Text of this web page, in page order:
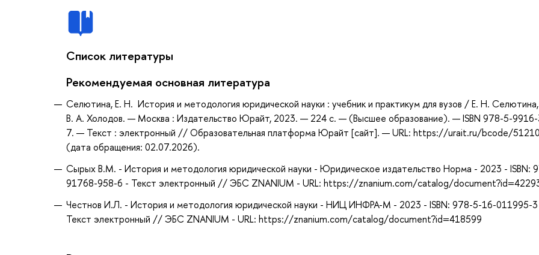
Список литературы
Рекомендуемая основная литература
Селютина, Е. Н. История и методология юридической науки : учебник и практикум для вузов / Е. Н. Селютина,
В. А. Холодов. — Москва : Издательство Юрайт, 2023. — 224 с. — (Высшее образование). — ISBN 978-5-
7. — Текст : электронный // Образовательная платформа Юрайт [сайт]. — URL: https://urait.ru/bcode/
(дата обращения: 02.07.2026).
Сырых В.М. - История и методология юридической науки - Юридическое издательство Норма - 2023 - ISBN:
91768-958-6 - Текст электронный // ЭБС ZNANIUM - URL: https://znanium.com/catalog/
Честнов И.Л. - История и методология юридической науки - НИЦ ИНФРА-М - 2023 - ISBN: 978-5-16-011995-
Текст электронный // ЭБС ZNANIUM - URL: https://znanium.com/catalog/document?id=418599